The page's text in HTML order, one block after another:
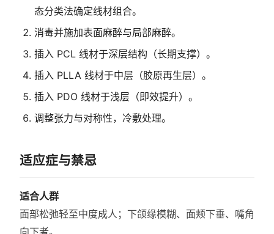
态分类法确定线材组合。
消毒并施加表面麻醉与局部麻醉。
插入 PCL 线材于深层结构（长期支撑）。
插入 PLLA 线材于中层（胶原再生层）。
插入 PDO 线材于浅层（即效提升）。
调整张力与对称性，冷敷处理。
适应症与禁忌
适合人群
面部松弛轻至中度成人；下颌缘模糊、面颊下垂、嘴角
向下者。